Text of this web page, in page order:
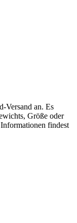
Versand an. Es
Größe oder
findest